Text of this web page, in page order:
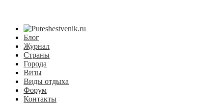
Блог
Журнал
Страны
Города
Визы
Виды отдыха
Форум
Контакты